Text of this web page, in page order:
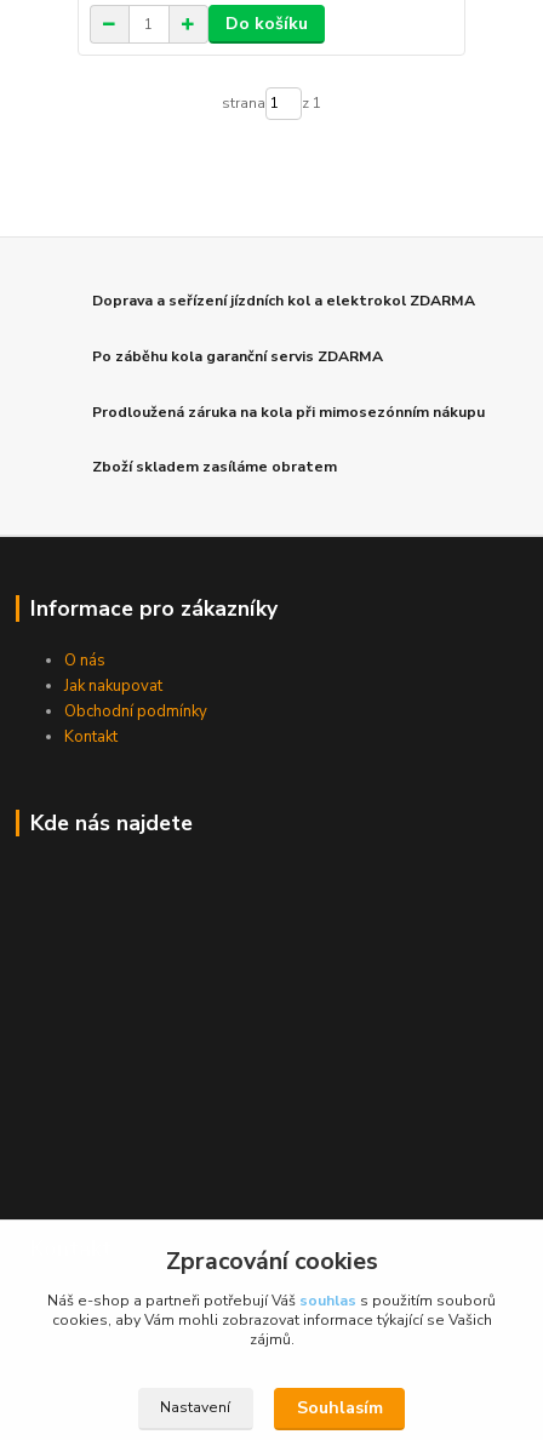
Do košíku
strana z 1
Doprava a seřízení jízdních kol a elektrokol ZDARMA
Po záběhu kola garanční servis ZDARMA
Prodloužená záruka na kola při mimosezónním nákupu
Zboží skladem zasíláme obratem
Informace pro zákazníky
O nás
Jak nakupovat
Obchodní podmínky
Kontakt
Kde nás najdete
BikeForce.cz
info@bikeforce.cz
Zpracování cookies
Náš e-shop a partneři potřebují Váš souhlas s použitím souborů
cookies, aby Vám mohli zobrazovat informace týkající se Vašich
zájmů.
Nastavení Souhlasím